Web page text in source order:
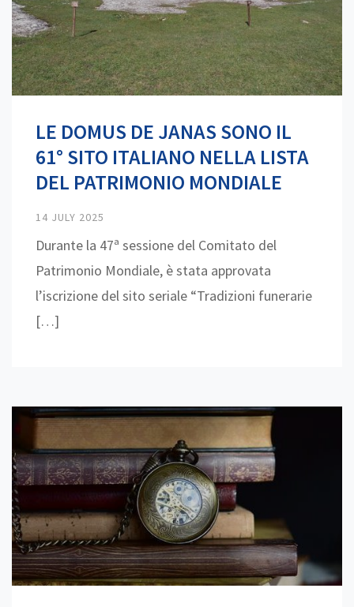
LE DOMUS DE JANAS SONO IL
61° SITO ITALIANO NELLA LISTA
DEL PATRIMONIO MONDIALE
14 JULY 2025
Durante la 47ª sessione del Comitato del
Patrimonio Mondiale, è stata approvata
l’iscrizione del sito seriale “Tradizioni funerarie
[…]